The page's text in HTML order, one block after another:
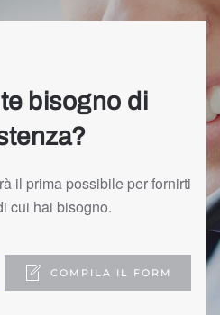
bisogno di
il prima possibile per fornirti
cui hai bisogno.
COMPILA IL FORM